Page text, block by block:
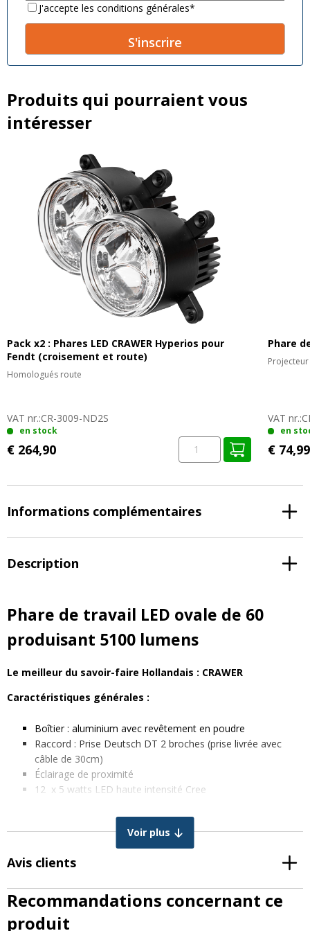
Consent*
J'accepte les conditions générales*
e
r
Produits qui pourraient vous
intéresser
Pack x2 : Phares LED CRAWER Hyperios pour
Fendt (croisement et route)
Homologués route
VAT nr.:CR-3009-ND2S
en stock
€ 264,90
Phare
Projecteur
VAT nr.:
en
€ 74,99
Informations complémentaires
Description
Phare de travail LED ovale de 60
produisant 5100 lumens
Le meilleur du savoir-faire Hollandais : CRAWER
Caractéristiques générales :
Boîtier : aluminium avec revêtement en poudre
Raccord : Prise Deutsch DT 2 broches (prise livrée avec
câble de 30cm)
Éclairage de proximité
12 x 5 watts LED haute intensité Cree
Durée de vie : +30000 heures
Étanchéité : IP68
Couleur lumière : Blanc froid
Température de la couleur : 6000K
Voir plus
Avis clients
Recommandations concernant ce
produit